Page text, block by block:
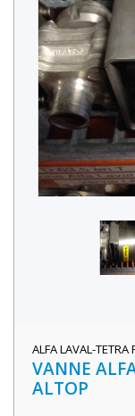
ALFA LAVAL-TETRA
VANNE
ALTOP